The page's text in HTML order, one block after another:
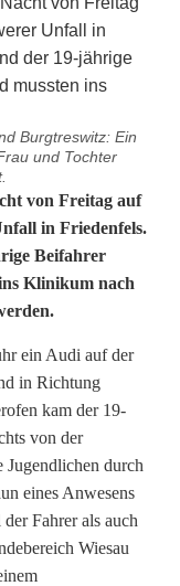
Burgtreswitz: Ein
und Tochter
von Freitag auf
in Friedenfels.
Beifahrer
Klinikum nach
ein Audi auf der
in Richtung
kam der 19-
von der
Jugendlichen durch
eines Anwesens
Fahrer als auch
Wiesau